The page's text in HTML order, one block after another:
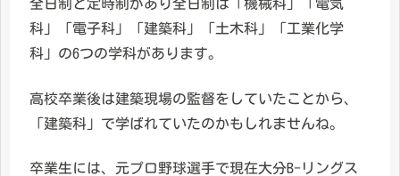
全日制と定時制があり全日制は「機械科」「電気
科」「電子科」「建築科」「土木科」「工業化学
科」の6つの学科があります。
高校卒業後は建築現場の監督をしていたことから、
「建築科」で学ばれていたのかもしれませんね。
卒業生には、元プロ野球選手で現在大分B-リングス